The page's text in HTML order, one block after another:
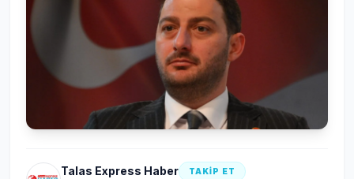
Talas Express Haber TAKİP ET